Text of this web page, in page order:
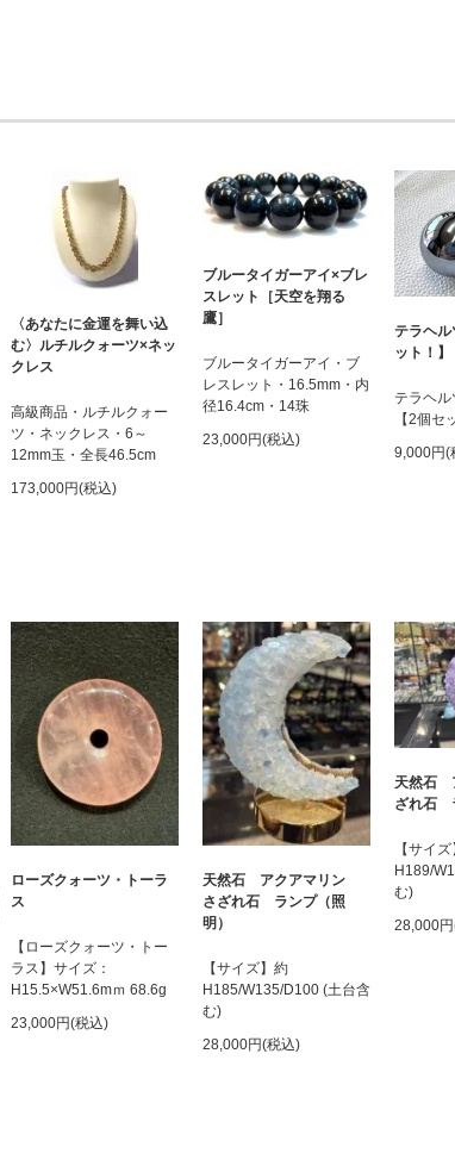
〈あなたに金運を舞い込
む〉ルチルクォーツ×ネッ
クレス
高級商品・ルチルクォー
ツ・ネックレス・6～
12mm玉・全長46.5cm
173,000円(税込)
ブルータイガーアイ×ブレ
スレット［天空を翔る
鷹］
ブルータイガーアイ・ブ
レスレット・16.5mm・内
径16.4cm・14珠
23,000円(税込)
テラヘ
ット！】
テラヘ
【2個セ
9,000円(
ローズクォーツ・トーラ
ス
【ローズクォーツ・トー
ラス】サイズ：
H15.5×W51.6mｍ 68.6g
23,000円(税込)
天然石 アクアマリン
さざれ石 ランプ（照
明）
【サイズ】約
H185/W135/D100 (土台含
む)
28,000円(税込)
天然石
ざれ石
【サイ
H189/
む)
28,000